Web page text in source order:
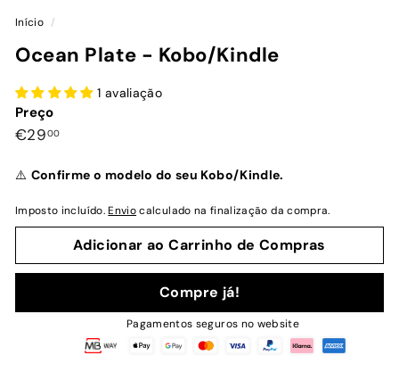
Início /
Ocean Plate - Kobo/Kindle
1 avaliação
Preço
Preço
€2900€29,00
⚠️ Confirme o modelo do seu Kobo/Kindle.
Imposto incluído.Enviocalculado na finalização da compra.
Adicionar ao Carrinho de Compras
Compre já!
Pagamentos seguros no website